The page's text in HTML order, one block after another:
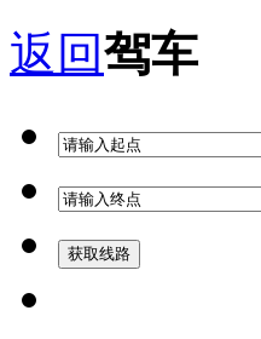
返回驾车